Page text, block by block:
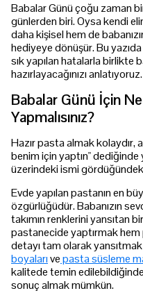
Babalar Günü çoğu zaman
günlerden biri. Oysa kendi
daha kişisel hem de
hediyeye dönüşür. Bu
sık yapılan hatalarla birlikte
hazırlayacağınızı anlatıyoruz.
Babalar Günü İçin
Yapmalısınız?
Hazır pasta almak kolaydır,
benim için yaptın"
üzerindeki ismi
Evde yapılan pastanın en
özgürlüğüdür. Babanızın
takımın renklerini yansıtan
pastanecide yaptırmak
detayı tam olarak yansıtmak
boyalarıvepasta süsleme
kalitede temin
sonuç almak mümkün.